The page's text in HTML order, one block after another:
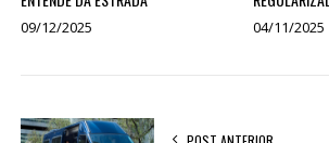
09/12/2025 04/11/2025